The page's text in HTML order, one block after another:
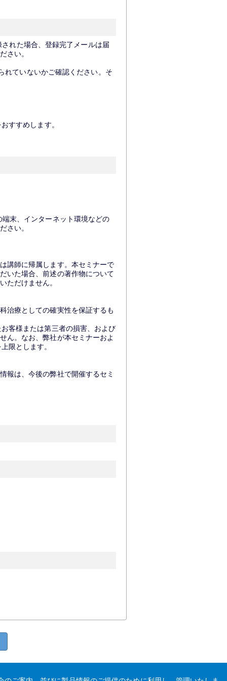
れた場合、登録完了メールは届
さい。
れていないかご確認ください。そ
すすめします。
末、インターネット環境などの
さい。
講師に帰属します。本セミナーで
いた場合、前述の著作物について
ただけません。
治療としての確実性を保証するも
客様または第三者の損害、および
ん。なお、弊社が本セミナーおよ
限とします。
報は、今後の弊社で開催するセミ